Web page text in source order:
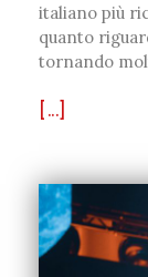
italiano più
quanto
tornando
[...]